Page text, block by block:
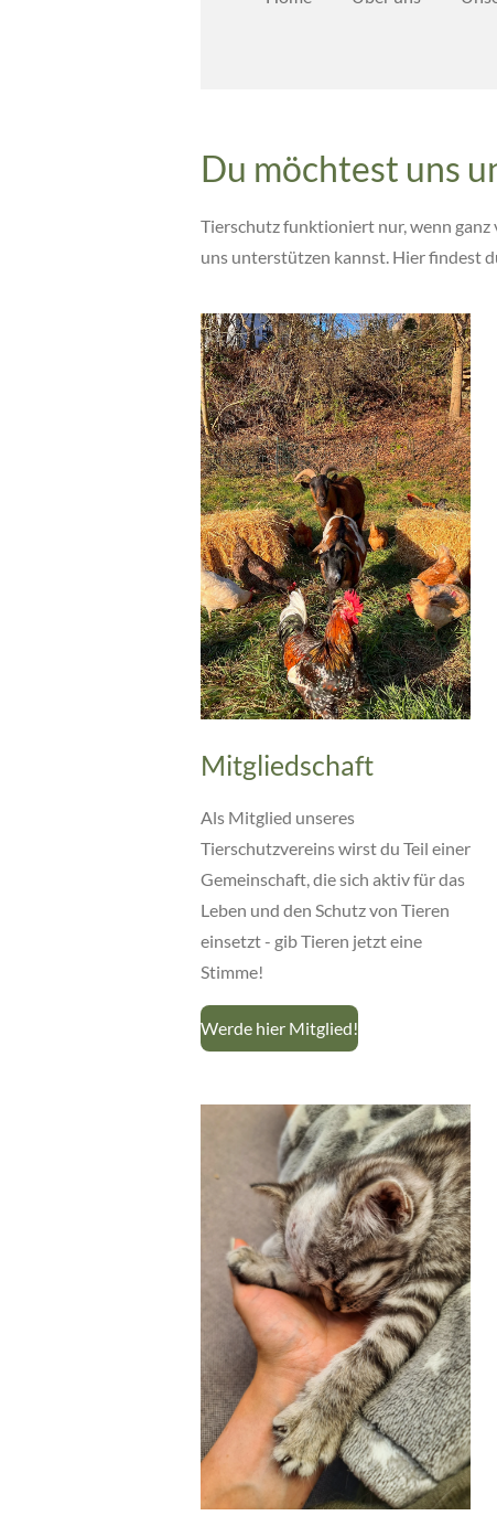
Du möchtest uns
Tierschutz funktioniert nur, wenn ganz
uns unterstützen kannst. Hier findest
Mitgliedschaft
Als Mitglied unseres
Tierschutzvereins wirst du Teil einer
Gemeinschaft, die sich aktiv für das
Leben und den Schutz von Tieren
einsetzt - gib Tieren jetzt eine
Stimme!
Werde hier Mitglied!